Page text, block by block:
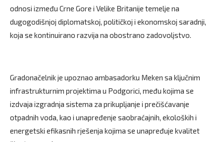
odnosi između Crne Gore i Velike Britanije temelje na
dugogodišnjoj diplomatskoj, političkoj i ekonomskoj saradnji,
koja se kontinuirano razvija na obostrano zadovoljstvo.
Gradonačelnik je upoznao ambasadorku Meken sa ključnim
infrastrukturnim projektima u Podgorici, među kojima se
izdvaja izgradnja sistema za prikupljanje i prečišćavanje
otpadnih voda, kao i unapređenje saobraćajnih, ekoloških i
energetski efikasnih rješenja kojima se unapređuje kvalitet